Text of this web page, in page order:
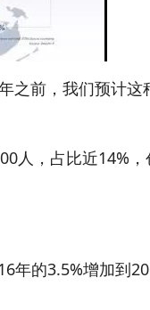
之前，我们预计这
人，占比近14%，
年的3.5%增加到